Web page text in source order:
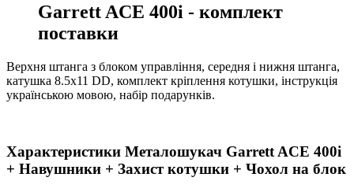
Garrett ACE 400i - комплект
поставки
Верхня штанга з блоком управління, середня і нижня штанга,
катушка 8.5x11 DD, комплект кріплення котушки, інструкція
українською мовою, набір подарунків.
Характеристики Металошукач Garrett ACE 400i
+ Навушники + Захист котушки + Чохол на блок